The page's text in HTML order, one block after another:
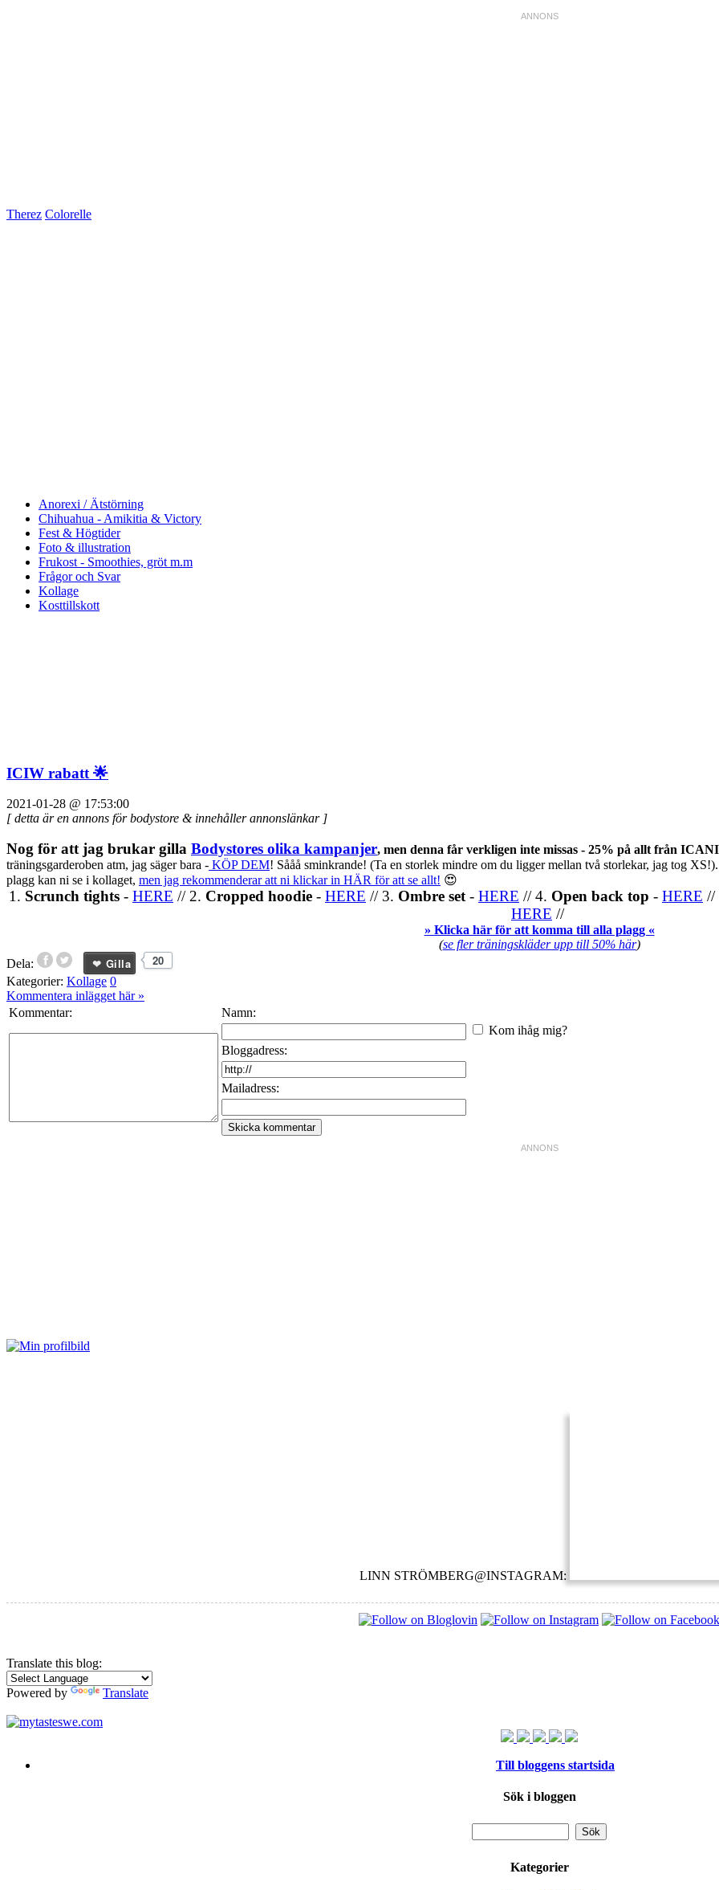
Therez Colorelle
Anorexi / Ätstörning
Chihuahua - Amikitia & Victory
Fest & Högtider
Foto & illustration
Frukost - Smoothies, gröt m.m
Frågor och Svar
Kollage
Kosttillskott
ICIW rabatt 🌟
2021-01-28 @ 17:53:00
[ detta är en annons för bodystore & innehåller annonslänkar ]
Nog för att jag brukar gilla Bodystores olika kampanjer, men denna får verkligen inte missas - 25% på allt från
träningsgarderoben atm, jag säger bara - KÖP DEM! Sååå sminkrande! (Ta en storlek mindre om du ligger mellan två storlekar, jag tog
plagg kan ni se i kollaget, men jag rekommenderar att ni klickar in HÄR för att se allt! 😍
1. Scrunch tights - HERE // 2. Cropped hoodie - HERE // 3. Ombre set- HERE // 4. Open back top - HERE //
HERE //
» Klicka här för att komma till alla plagg «
(se fler träningskläder upp till 50% här)
Dela:
20
Gilla
Kategorier: Kollage 0
Kommentera inlägget här »
Kommentar:
Namn:
Kom ihåg mig?
Bloggadress:
Mailadress:
LINN STRÖMBERG@INSTAGRAM:
Translate this blog:
Powered by Translate
Till bloggens startsida
Sök i bloggen
Kategorier